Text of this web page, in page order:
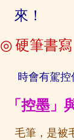
來！
◎硬筆書
時會有駕控
「控墨」
毛筆，是被